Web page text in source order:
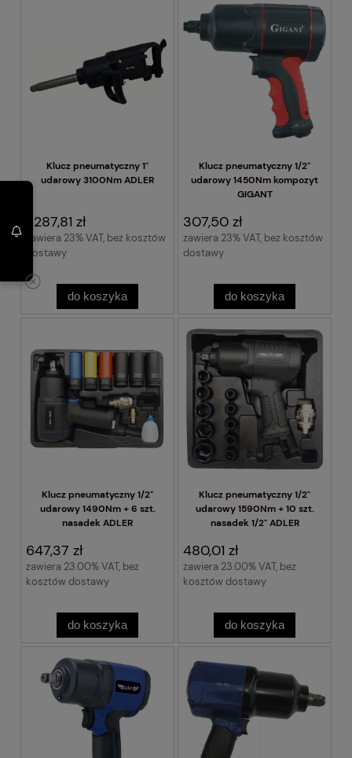
Klucz pneumatyczny 1"
udarowy 3100Nm ADLER
1 287,81 zł
zawiera 23% VAT, bez kosztów
dostawy
do koszyka
Klucz pneumatyczny 1/2"
udarowy 1450Nm kompozyt
GIGANT
307,50 zł
zawiera 23% VAT, bez kosztów
dostawy
do koszyka
Klucz pneumatyczny 1/2"
udarowy 1490Nm + 6 szt.
nasadek ADLER
647,37 zł
zawiera 23.00% VAT, bez
kosztów dostawy
do koszyka
Klucz pneumatyczny 1/2"
udarowy 1590Nm + 10 szt.
nasadek 1/2" ADLER
480,01 zł
zawiera 23.00% VAT, bez
kosztów dostawy
do koszyka